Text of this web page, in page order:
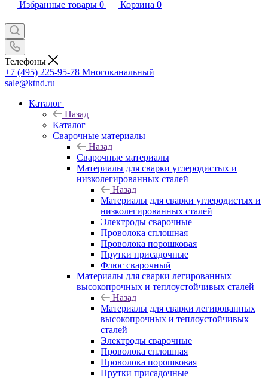
Избранные товары 0 Корзина 0
Телефоны
+7 (495) 225-95-78 Многоканальный
sale@ktnd.ru
Каталог
Назад
Каталог
Сварочные материалы
Назад
Сварочные материалы
Материалы для сварки углеродистых и
низколегированных сталей
Назад
Материалы для сварки углеродистых и
низколегированных сталей
Электроды сварочные
Проволока сплошная
Проволока порошковая
Прутки присадочные
Флюс сварочный
Материалы для сварки легированных
высокопрочных и теплоустойчивых сталей
Назад
Материалы для сварки легированных
высокопрочных и теплоустойчивых
сталей
Электроды сварочные
Проволока сплошная
Проволока порошковая
Прутки присадочные